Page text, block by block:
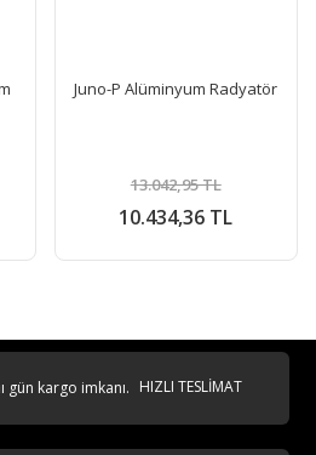
Juno-P Alüminyum Radyatör
10.434,36 TL
13.042,95 TL
HIZLI TESLİMAT